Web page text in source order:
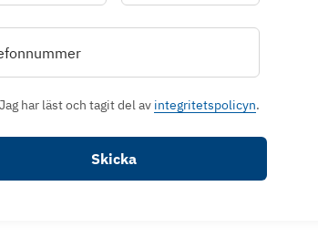
Jag har läst och tagit del av integritetspolicyn.
Skicka